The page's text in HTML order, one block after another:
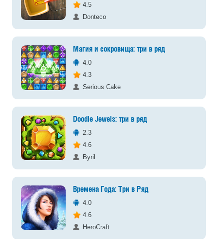
4.5
Donteco
Магия и сокровища: три в ряд
4.0
4.3
Serious Cake
Doodle Jewels: три в ряд
2.3
4.6
Byril
Времена Года: Три в Ряд
4.0
4.6
HeroCraft